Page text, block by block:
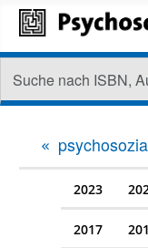
2023
2017